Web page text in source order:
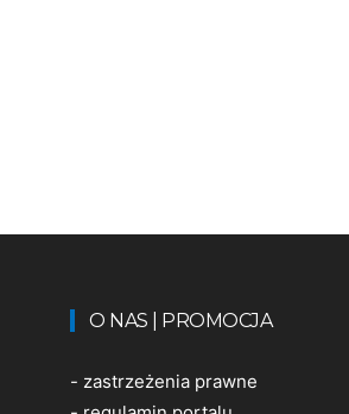
O NAS | PROMOCJA
- zastrzeżenia prawne